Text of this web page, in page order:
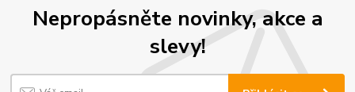
Nepropásněte novinky, akce a
slevy!